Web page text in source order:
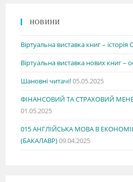
НОВИНИ
Віртуальна виставка книг –
Віртуальна виставка нових книг –
Шановні читачі!05.05.2025
ФІНАНСОВИЙ ТА СТРАХОВИЙ
01.05.2025
015 АНГЛІЙСЬКА МОВА В
(БАКАЛАВР)09.04.2025